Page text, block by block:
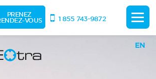
EN
PRENEZ
VOUS 1 855 743-9872